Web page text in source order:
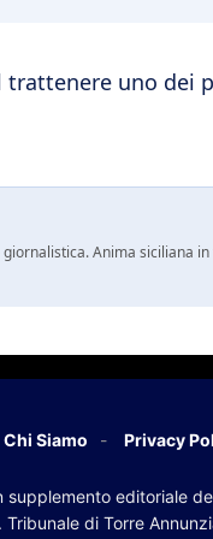
trattenere uno dei
Anima siciliana
Chi Siamo Privacy
supplemento editoriale
Tribunale di Torre